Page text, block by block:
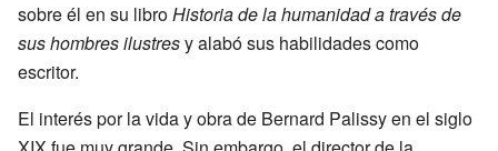
sobre él en su libroHistoria de la humanidad a través de
sus hombres ilustresy alabó sus habilidades como
escritor.
El interés por la vida y obra de Bernard Palissy en el siglo